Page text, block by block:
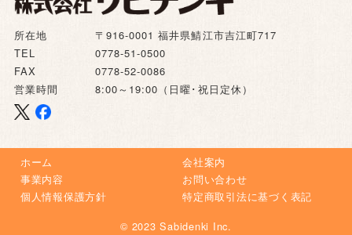
所在地
〒916-0001 福井県鯖江市吉江町717
TEL
0778-51-0500
FAX
0778-52-0086
営業時間
8:00～19:00（日曜･祝日定休）
ホーム
会社案内
事業内容
お問い合わせ
個人情報保護方針
特定商取引法に基づく表記
© 2023 Sabidenki Inc.